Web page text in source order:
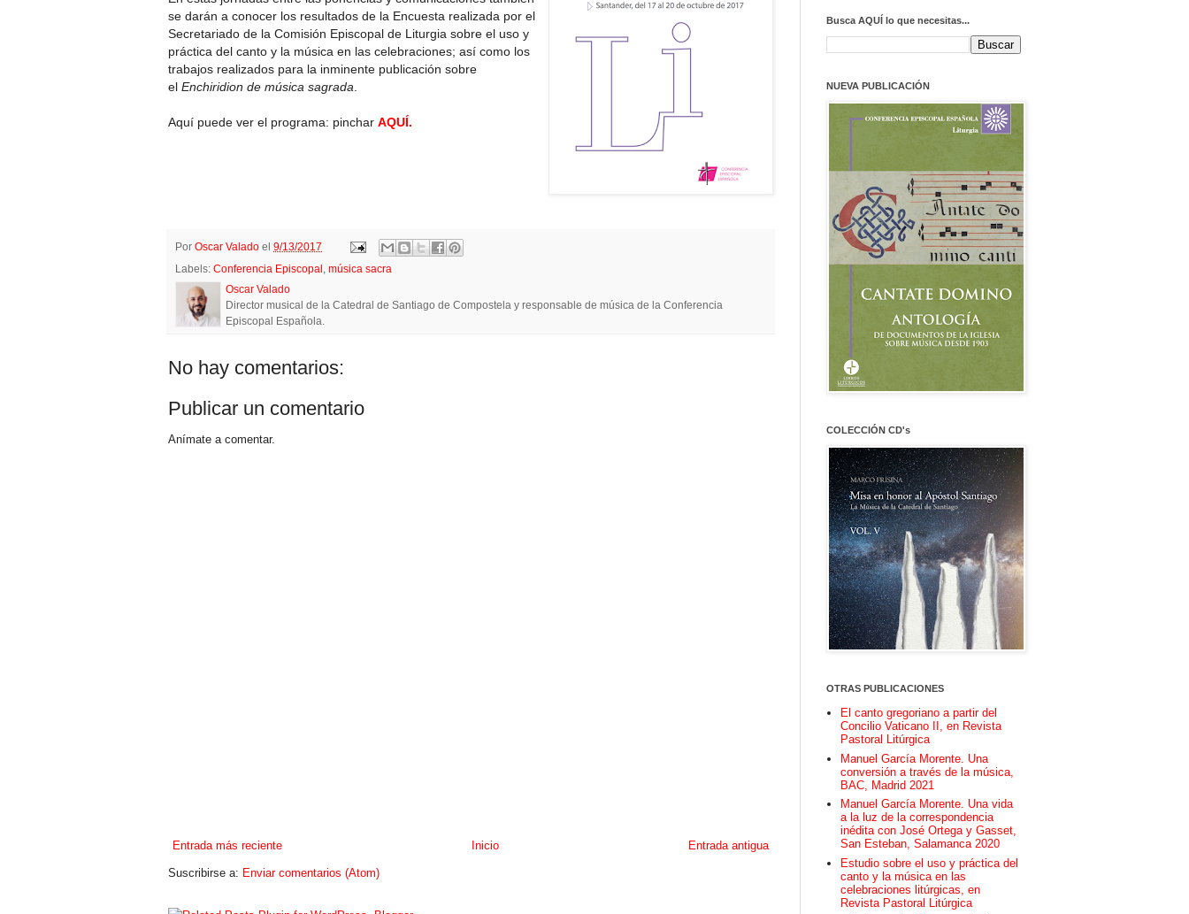
se darán a conocer los resultados de la Encuesta realizada por el
Secretariado de la Comisión Episcopal de Liturgia sobre el uso y
práctica del canto y la música en las celebraciones; así como los
trabajos realizados para la inminente publicación sobre
el Enchiridion de música sagrada
Aquí puede ver el programa: pinchar AQUÍ.
Por Oscar Valado el 9/13/2017
Labels: Conferencia Episcopal
música sacra
Oscar Valado
Director musical de la Catedral de Santiago de Compostela y responsable de música de la Conferencia
Episcopal Española.
No hay comentarios:
Publicar un comentario
Anímate a comentar.
Entrada más reciente Entrada antigua
Inicio
Suscribirse a: Enviar comentarios (Atom)
Busca AQUÍ lo que necesitas...
NUEVA PUBLICACIÓN
COLECCIÓN CD's
OTRAS PUBLICACIONES
El canto gregoriano a partir del
Concilio Vaticano II, en Revista
Pastoral Litúrgica
Manuel García Morente. Una
conversión a través de la música,
BAC, Madrid 2021
Manuel García Morente. Una vida
a la luz de la correspondencia
inédita con José Ortega y Gasset,
San Esteban, Salamanca 2020
Estudio sobre el uso y práctica del
canto y la música en las
celebraciones litúrgicas, en
Revista Pastoral Litúrgica